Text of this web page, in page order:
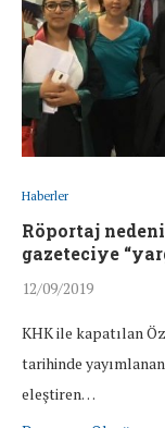
Haberler
Röportaj
gazeteciye
12/09/2019
KHK ile kapatılan
tarihinde
eleştiren…